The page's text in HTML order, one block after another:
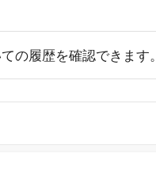
の履歴を確認できます。